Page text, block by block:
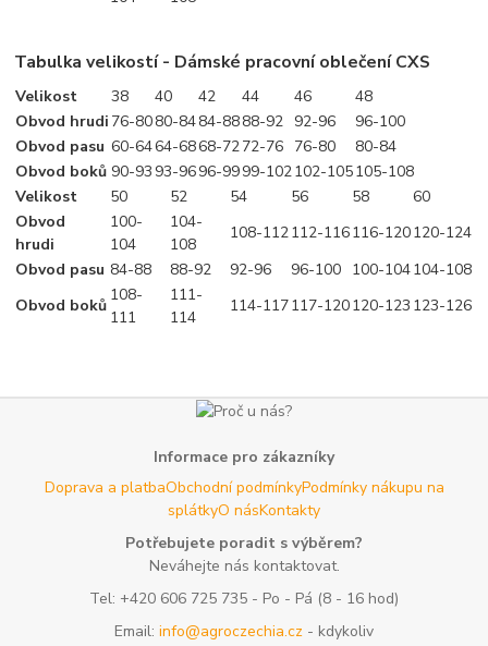
Tabulka velikostí - Dámské pracovní oblečení CXS
Velikost 38 40 42 44 46
48
Obvod hrudi 76-8080-8484-8888-92 92-96
96-100
Obvod pasu 60-6464-6868-7272-76 76-80
80-84
Obvod boků 90-93 93-9696-9999-102102-105105-108
Velikost
50 52 54 56 58
60
Obvod
hrudi
100-
104
104-
108
108-112112-116116-120120-124
Obvod pasu 84-88 88-92 92-96 96-100 100-104104-108
Obvod boků
108-
111
111-
114
114-117117-120120-123 123-126
Informace pro zákazníky
Doprava a platbaObchodní podmínkyPodmínky nákupu na
splátkyO násKontakty
Potřebujete poradit s výběrem?
Neváhejte nás kontaktovat.
Tel: +420 606 725 735 - Po - Pá (8 - 16 hod)
Email: info@agroczechia.cz - kdykoliv